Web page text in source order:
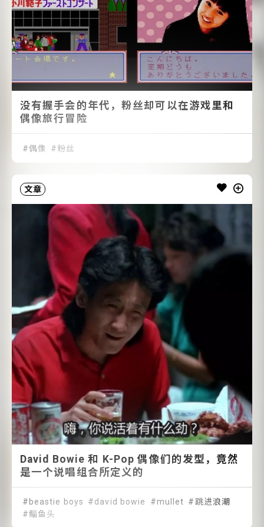
没有握手会的年代，粉丝却可以在游戏里和
偶像旅行冒险
偶像 粉丝
文章
David Bowie 和 K-Pop 偶像们的发型，竟然
是一个说唱组合所定义的
beastie boys david bowie mullet
跳进浪潮
鲻鱼头